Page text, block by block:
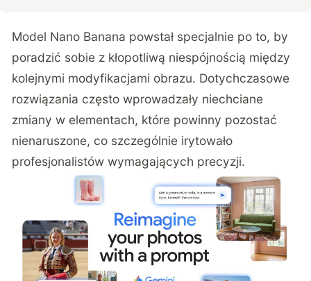
Model Nano Banana powstał specjalnie po to, by
poradzić sobie z kłopotliwą niespójnością między
kolejnymi modyfikacjami obrazu. Dotychczasowe
rozwiązania często wprowadzały niechciane
zmiany w elementach, które powinny pozostać
nienaruszone, co szczególnie irytowało
profesjonalistów wymagających precyzji.